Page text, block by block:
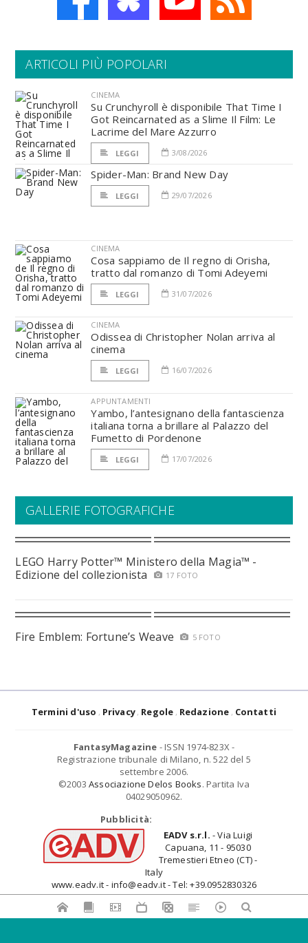
ARTICOLI PIÙ POPOLARI
CINEMA
Su Crunchyroll è disponibile That Time I
Got Reincarnated as a Slime Il Film: Le
Lacrime del Mare Azzurro
LEGGI 3/08/2026
Spider-Man: Brand New Day
LEGGI 29/07/2026
CINEMA
Cosa sappiamo de Il regno di Orisha,
tratto dal romanzo di Tomi Adeyemi
LEGGI 31/07/2026
CINEMA
Odissea di Christopher Nolan arriva al
cinema
LEGGI 16/07/2026
APPUNTAMENTI
Yambo, l’antesignano della fantascienza
italiana torna a brillare al Palazzo del
Fumetto di Pordenone
LEGGI 17/07/2026
GALLERIE FOTOGRAFICHE
LEGO Harry Potter™ Ministero della Magia™ -
Edizione del collezionista
17 FOTO
Fire Emblem: Fortune’s Weave 5 FOTO
Termini d'uso Privacy Regole Redazione Contatti
FantasyMagazine - ISSN 1974-823X -
Registrazione tribunale di Milano, n. 522 del 5
settembre 2006.
©2003 Associazione Delos Books. Partita Iva
04029050962.
Pubblicità:
EADV s.r.l. - Via Luigi
Capuana, 11 - 95030
Tremestieri Etneo (CT) -
Italy
www.eadv.it - info@eadv.it - Tel: +39.0952830326